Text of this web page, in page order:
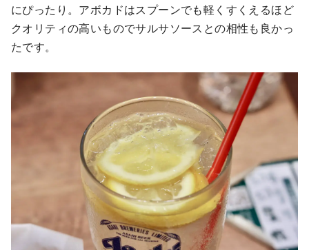
にぴったり。アボカドはスプーンでも軽くすくえるほど
クオリティの高いものでサルサソースとの相性も良かっ
たです。